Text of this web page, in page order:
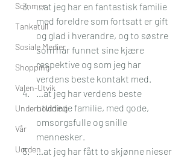
Sommer
Tanketull
Sosiale Medier
Shopping
Valen-Utvik
Underholdning
Vår
Uorden
…at jeg har en fantastisk familie
med foreldre som fortsatt er gift
og glad i hverandre, og to søstre
som har funnet sine kjære
respektive og som jeg har
verdens beste kontakt med.
…at jeg har verdens beste
utvidede familie, med gode,
omsorgsfulle og snille
mennesker.
…at jeg har fått to skjønne nieser